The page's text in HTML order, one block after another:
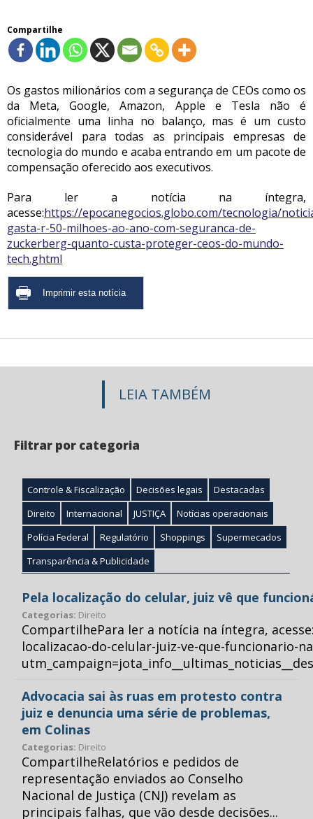
Compartilhe
Os gastos milionários com a segurança de CEOs como os
da Meta, Google, Amazon, Apple e Tesla não é
oficialmente uma linha no balanço, mas é um custo
considerável para todas as principais empresas de
tecnologia do mundo e acaba entrando em um pacote de
compensação oferecido aos executivos.
Para ler a notícia na íntegra,
acesse:https://epocanegocios.globo.com/tecnologia/
gasta-r-50-milhoes-ao-ano-com-seguranca-de-
zuckerberg-quanto-custa-proteger-ceos-do-mundo-
tech.ghtml
LEIA TAMBÉM
Filtrar por categoria
Controle & Fiscalização Decisões legais
Destacadas
Direito
Internacional JUSTIÇA
Notícias operacionais
Polícia Federal
Regulatório Shoppings
Supermecados
Transparência & Publicidade
Pela localização do celular, juiz vê que
Categorias: Direito
CompartilhePara ler a notícia na íntegra,
localizacao-do-celular-juiz-ve-que-funcionario-
Advocacia sai às ruas em protesto contra
juiz e denuncia uma série de problemas,
em Colinas
Categorias: Direito
CompartilheRelatórios e pedidos de
representação enviados ao Conselho
Nacional de Justiça (CNJ) revelam as
principais falhas, que vão desde decisões...